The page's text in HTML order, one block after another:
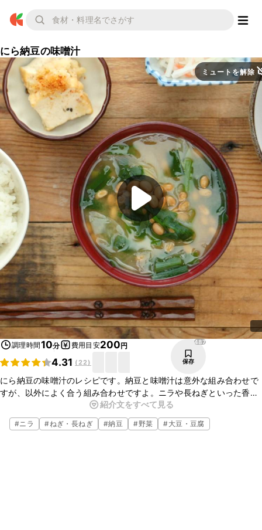
にら納豆の味噌汁
ミュートを解除
調理時間10分 費用目安200円
4.31 (22)
487
保存
にら納豆の味噌汁のレシピです。納豆と味噌汁は意外な組み合わせで
すが、以外によく合う組み合わせですよ。ニラや長ねぎといった香味
野菜もよく効いていて美味しいですよ。お味噌汁の新しいレパート
リーに是非いかがでしょうか？
紹介文をすべて見る
#ニラ #ねぎ・長ねぎ #納豆 #野菜 #大豆・豆腐